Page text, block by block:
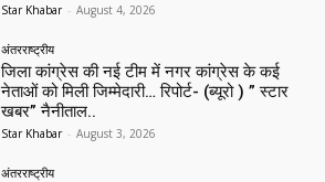
Star Khabar - August 4, 2026
अंतरराष्ट्रीय
जिला कांग्रेस की नई टीम में नगर कांग्रेस के कई
नेताओं को मिली जिम्मेदारी… रिपोर्ट- (ब्यूरो ) ” स्टार
खबर” नैनीताल..
Star Khabar - August 3, 2026
अंतरराष्ट्रीय